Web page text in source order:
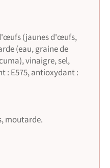
(jaunes d'œufs,
(eau, graine de
vinaigre, sel,
: E575, antioxydant :
moutarde.